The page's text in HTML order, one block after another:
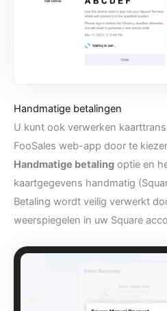
Handmatige betalingen
U kunt ook verwerken
FooSales web-app door te
Handmatige betaling optie en
kaartgegevens handmatig
Betaling wordt veilig verwerkt
weerspiegelen in uw Square